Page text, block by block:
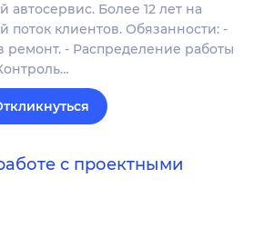
Более 12 лет на
клиентов. Обязанности: -
- Распределение работы
с проектными